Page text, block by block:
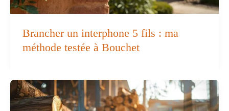
Brancher un interphone 5 fils : ma
méthode testée à Bouchet